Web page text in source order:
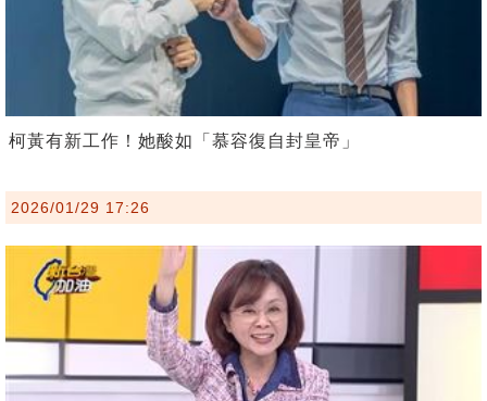
柯黃有新工作！她酸如「慕容復自封皇帝」
2026/01/29 17:26